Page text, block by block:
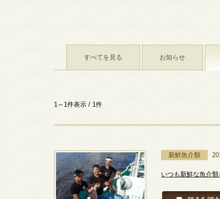
すべてを見る お知らせ
1～1件表示 / 1件
新鮮魚介類
いつも新鮮な魚介